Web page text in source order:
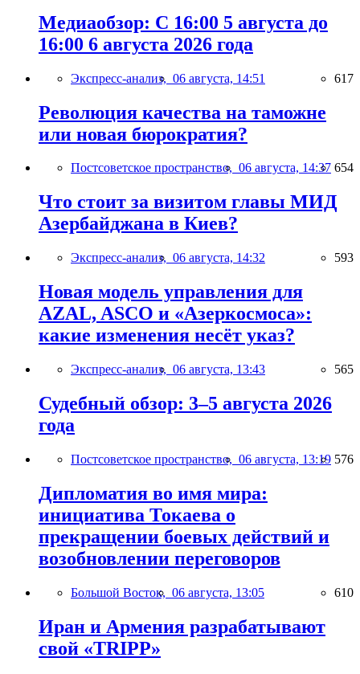
Медиаобзор: С 16:00 5 августа до
16:00 6 августа 2026 года
Экспресс-анализ, 06 августа, 14:51 617
Революция качества на таможне
или новая бюрократия?
Постсоветское пространство, 06 августа, 14:37 654
Что стоит за визитом главы МИД
Азербайджана в Киев?
Экспресс-анализ, 06 августа, 14:32 593
Новая модель управления для
AZAL, ASCO и «Азеркосмоса»:
какие изменения несёт указ?
Экспресс-анализ, 06 августа, 13:43 565
Судебный обзор: 3–5 августа 2026
года
Постсоветское пространство, 06 августа, 13:19 576
Дипломатия во имя мира:
инициатива Токаева о
прекращении боевых действий и
возобновлении переговоров
Большой Восток, 06 августа, 13:05 610
Иран и Армения разрабатывают
свой «TRIPP»